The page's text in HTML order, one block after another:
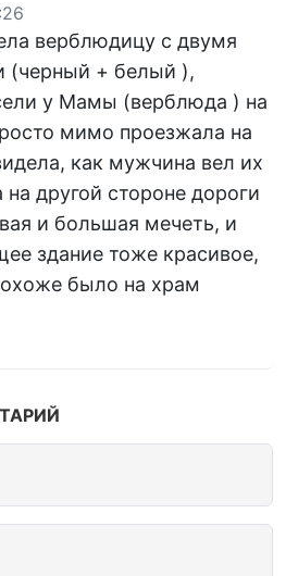
верблюдицу с двумя
(черный + белый ),
у Мамы (верблюда ) на
мимо проезжала на
как мужчина вел их
на другой стороне дороги
и большая мечеть, и
здание тоже красивое,
было на храм